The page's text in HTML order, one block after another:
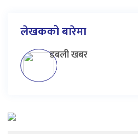
लेखकको बारेमा
डबली खबर